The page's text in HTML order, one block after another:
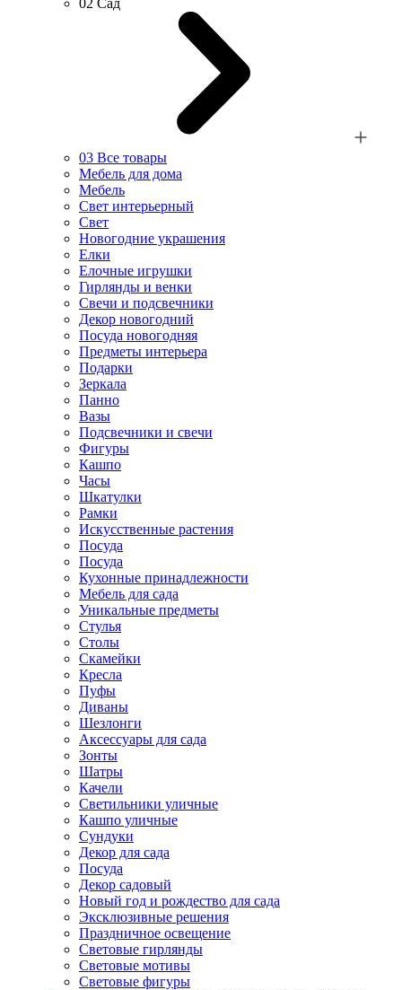
02 Сад
03 Все товары
Мебель для дома
Мебель
Свет интерьерный
Свет
Новогодние украшения
Елки
Елочные игрушки
Гирлянды и венки
Свечи и подсвечники
Декор новогодний
Посуда новогодняя
Предметы интерьера
Подарки
Зеркала
Панно
Вазы
Подсвечники и свечи
Фигуры
Кашпо
Часы
Шкатулки
Рамки
Искусственные растения
Посуда
Посуда
Кухонные принадлежности
Мебель для сада
Уникальные предметы
Стулья
Столы
Скамейки
Кресла
Пуфы
Диваны
Шезлонги
Аксессуары для сада
Зонты
Шатры
Качели
Cветильники уличные
Кашпо уличные
Сундуки
Декор для сада
Посуда
Декор садовый
Новый год и рождество для сада
Эксклюзивные решения
Праздничное освещение
Световые гирлянды
Световые мотивы
Световые фигуры